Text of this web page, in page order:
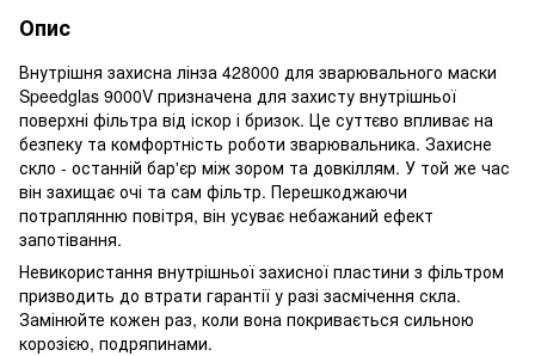
Опис
Внутрішня захисна лінза 428000 для зварювального маски
Speedglas 9000V призначена для захисту внутрішньої
поверхні фільтра від іскор і бризок. Це суттєво впливає на
безпеку та комфортність роботи зварювальника. Захисне
скло - останній бар'єр між зором та довкіллям. У той же час
він захищає очі та сам фільтр. Перешкоджаючи
потраплянню повітря, він усуває небажаний ефект
запотівання.
Невикористання внутрішньої захисної пластини з фільтром
призводить до втрати гарантії у разі засмічення скла.
Замінюйте кожен раз, коли вона покривається сильною
корозією, подряпинами.